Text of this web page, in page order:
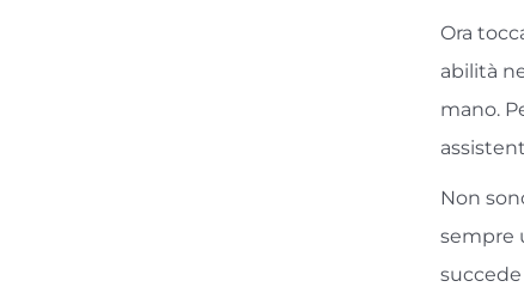
Ora
abilità
mano.
Non
sempre